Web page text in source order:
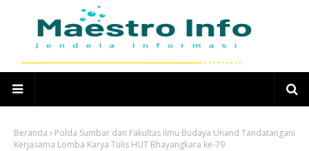
Beranda
Polda Sumbar dan Fakultas Ilmu Budaya Unand Tandatangani
Kerjasama Lomba Karya Tulis HUT Bhayangkara ke-79